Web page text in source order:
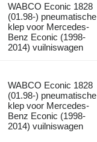
WABCO Econic 1828
(01.98-) pneumatische
klep voor Mercedes-
Benz Econic (1998-
2014) vuilniswagen
WABCO Econic 1828
(01.98-) pneumatische
klep voor Mercedes-
Benz Econic (1998-
2014) vuilniswagen